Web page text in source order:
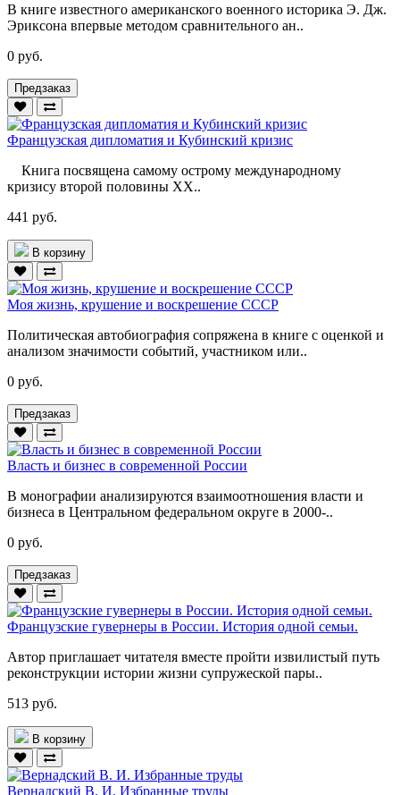
В книге известного американского военного историка Э. Дж.
Эриксона впервые методом сравнительного ан..
0 руб.
Предзаказ
Французская дипломатия и Кубинский кризис
Книга посвящена самому острому международному
кризису второй по­ловины XX..
441 руб.
В корзину
Моя жизнь, крушение и воскрешение СССР
Политическая автобиография сопряжена в книге с оценкой и
анализом значимости событий, участником или..
0 руб.
Предзаказ
Власть и бизнес в современной России
В монографии анализируются взаимоотношения власти и
бизнеса в Центральном федеральном округе в 2000-..
0 руб.
Предзаказ
Французские гувернеры в России. История одной семьи.
Автор приглашает читателя вместе пройти извилистый путь
реконструкции истории жизни супружеской пары..
513 руб.
В корзину
Вернадский В. И. Избранные труды